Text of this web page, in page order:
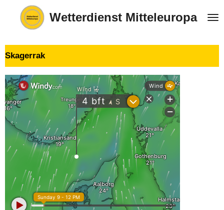
Zum
Hauptinhalt Wetterdienst Mitteleuropa
Skagerrak